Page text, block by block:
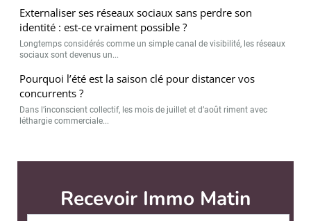
Externaliser ses réseaux sociaux sans perdre son
identité : est-ce vraiment possible ?
Longtemps considérés comme un simple canal de visibilité, les réseaux
sociaux sont devenus un...
Pourquoi l’été est la saison clé pour distancer vos
concurrents ?
Dans l’inconscient collectif, les mois de juillet et d’août riment avec
léthargie commerciale...
Immo Matin est édité par